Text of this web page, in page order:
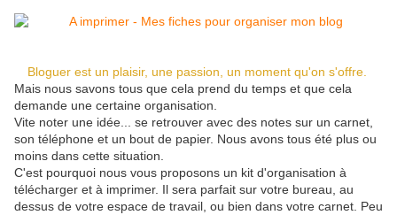
Bloguer est un plaisir, une passion, un moment qu'on s'offre.
Mais nous savons tous que cela prend du temps et que cela
demande une certaine organisation.
Vite noter une idée... se retrouver avec des notes sur un carnet,
son téléphone et un bout de papier. Nous avons tous été plus ou
moins dans cette situation.
C'est pourquoi nous vous proposons un kit d'organisation à
télécharger et à imprimer. Il sera parfait sur votre bureau, au
dessus de votre espace de travail, ou bien dans votre carnet. Peu